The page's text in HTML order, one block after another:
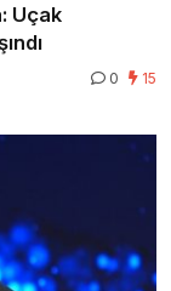
Uçak
0 15